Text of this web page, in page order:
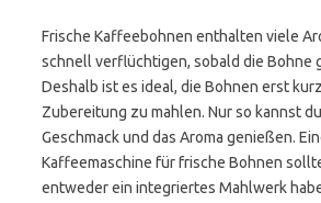
Frische Kaffeebohnen enthalten viele
schnell verflüchtigen, sobald die Bohne
Deshalb ist es ideal, die Bohnen erst
Zubereitung zu mahlen. Nur so kannst
Geschmack und das Aroma genießen.
Kaffeemaschine für frische Bohnen
entweder ein integriertes Mahlwerk